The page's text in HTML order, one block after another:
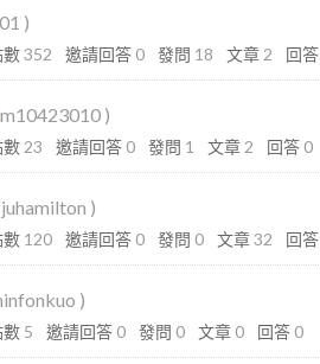
)
數352 邀請回答 0 發問 18 文章 2 回答
m10423010 )
數 23 邀請回答 0 發問 1 文章 2 回答 0
)
數 120 邀請回答 0 發問 0 文章32 回答
)
數 5 邀請回答 0 發問 0 文章 0 回答 0